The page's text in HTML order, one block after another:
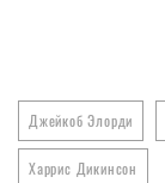
Джейкоб Элорди
Харрис Дикинсон